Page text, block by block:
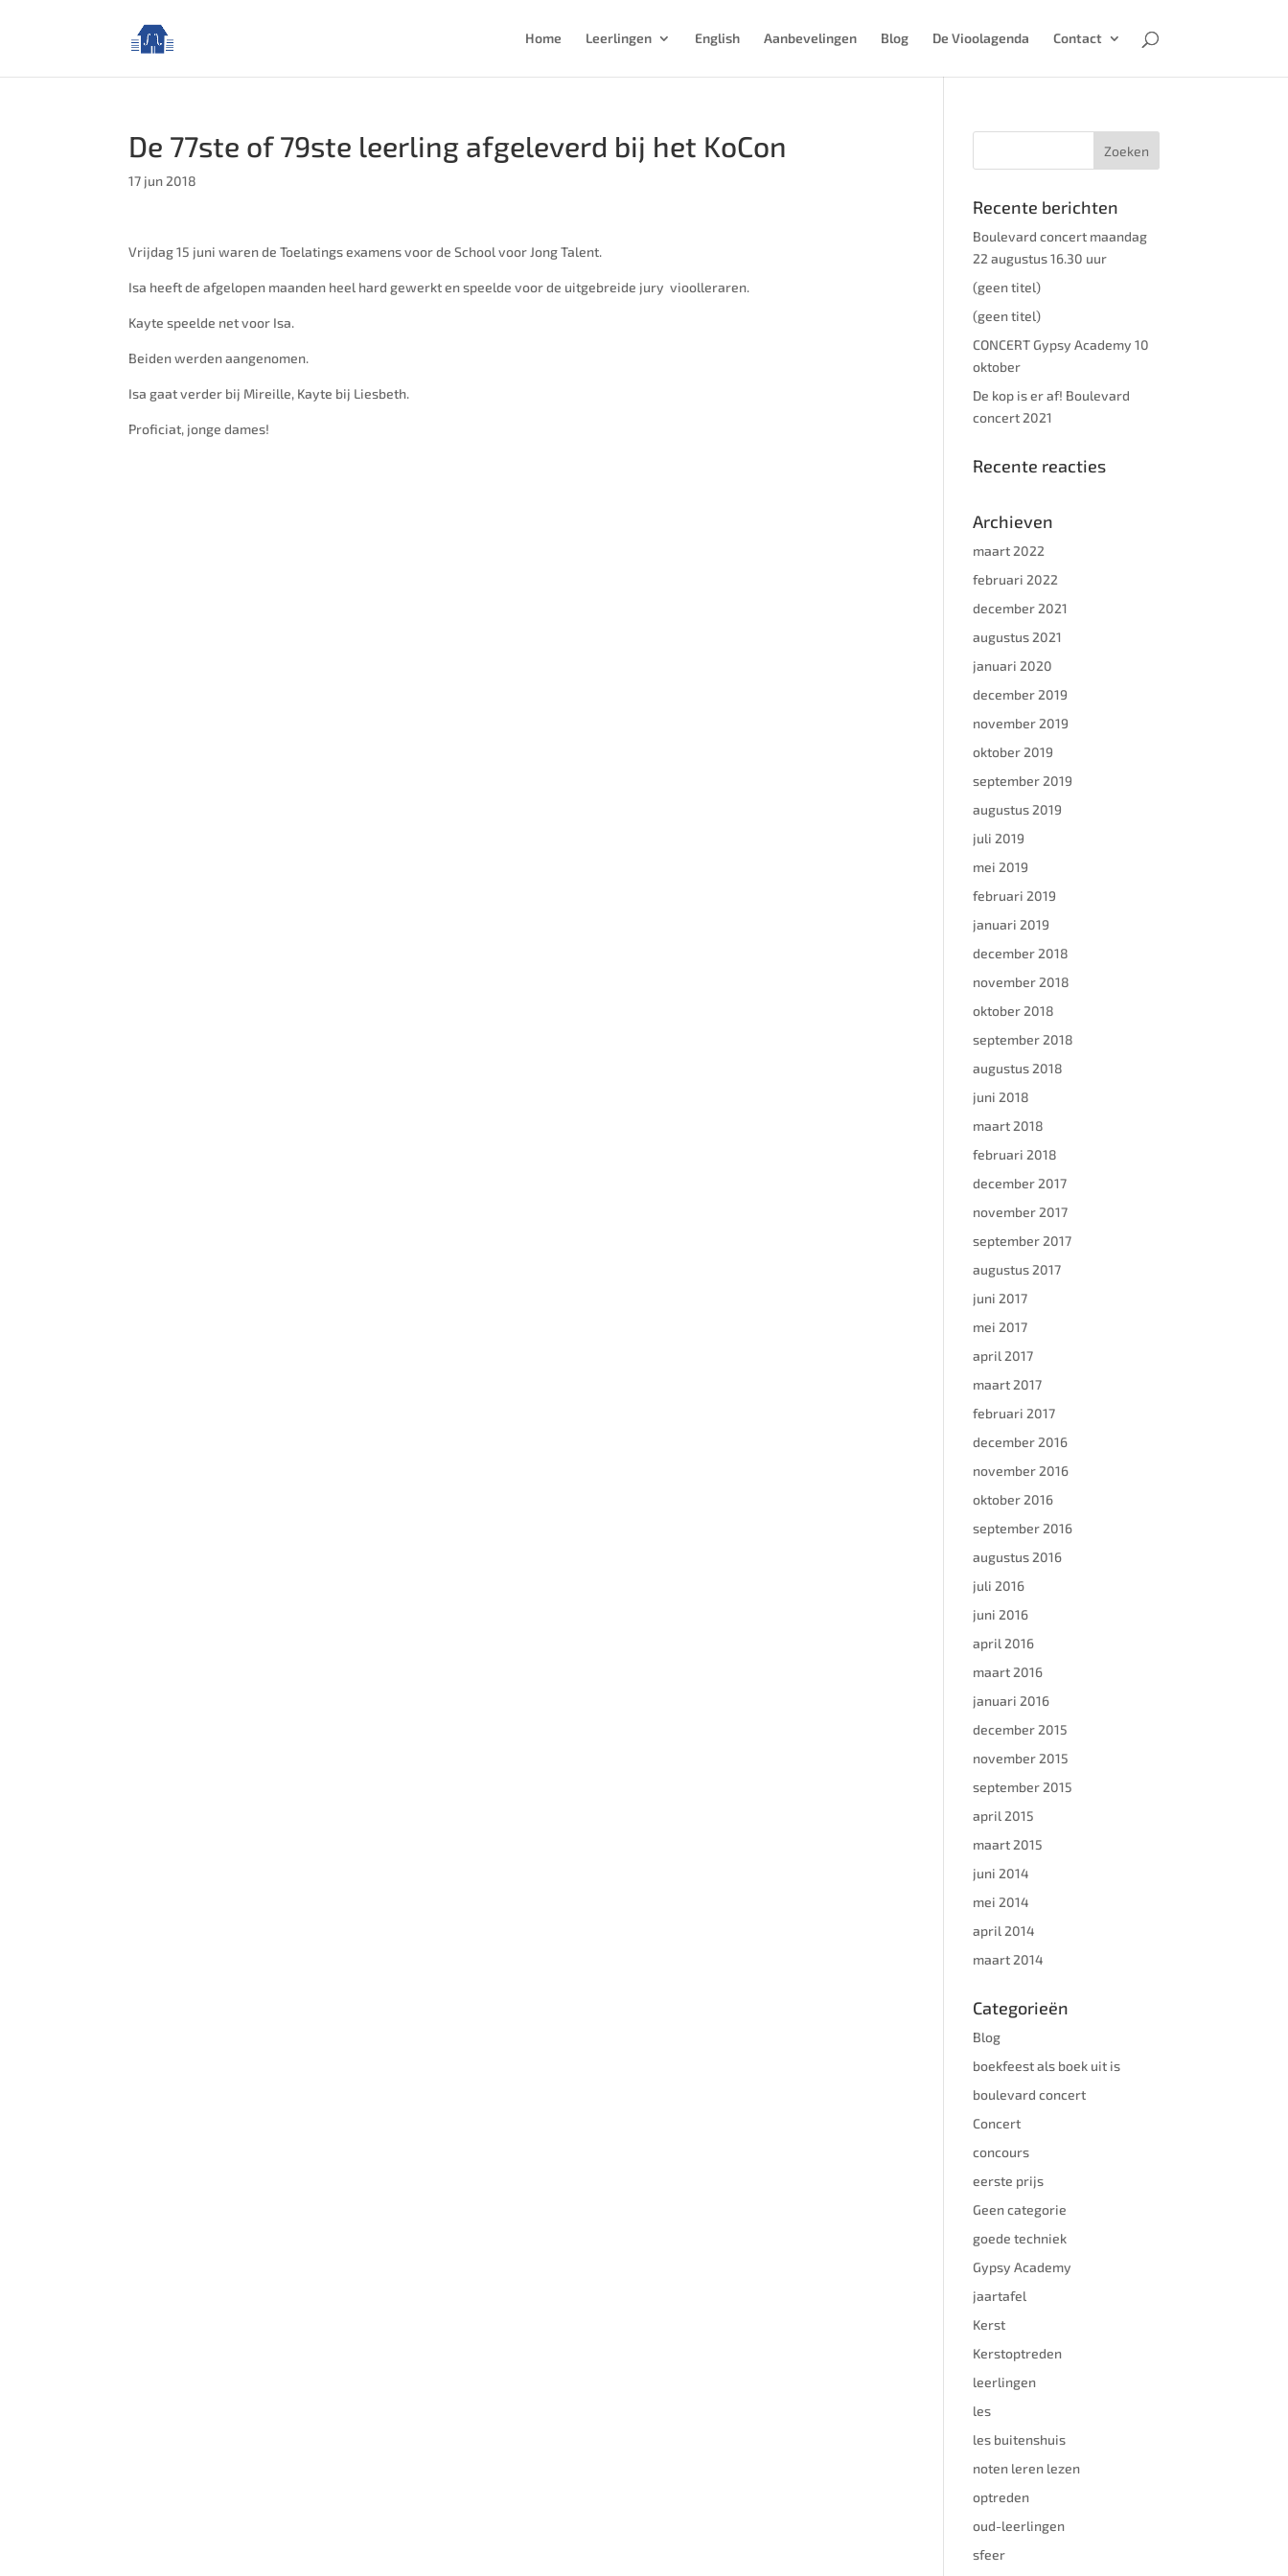
Home Leerlingen English Aanbevelingen Blog De Vioolagenda Contact
De 77ste of 79ste leerling afgeleverd bij het KoCon
17 jun 2018
Vrijdag 15 juni waren de Toelatings examens voor de School voor Jong Talent.
Isa heeft de afgelopen maanden heel hard gewerkt en speelde voor de uitgebreide jury vioolleraren.
Kayte speelde net voor Isa.
Beiden werden aangenomen.
Isa gaat verder bij Mireille, Kayte bij Liesbeth.
Proficiat, jonge dames!
Recente berichten
Boulevard concert maandag
22 augustus 16.30 uur
(geen titel)
(geen titel)
CONCERT Gypsy Academy 10
oktober
De kop is er af! Boulevard
concert 2021
Recente reacties
Archieven
maart 2022
februari 2022
december 2021
augustus 2021
januari 2020
december 2019
november 2019
oktober 2019
september 2019
augustus 2019
juli 2019
mei 2019
februari 2019
januari 2019
december 2018
november 2018
oktober 2018
september 2018
augustus 2018
juni 2018
maart 2018
februari 2018
december 2017
november 2017
september 2017
augustus 2017
juni 2017
mei 2017
april 2017
maart 2017
februari 2017
december 2016
november 2016
oktober 2016
september 2016
augustus 2016
juli 2016
juni 2016
april 2016
maart 2016
januari 2016
december 2015
november 2015
september 2015
april 2015
maart 2015
juni 2014
mei 2014
april 2014
maart 2014
Categorieën
Blog
boekfeest als boek uit is
boulevard concert
Concert
concours
eerste prijs
Geen categorie
goede techniek
Gypsy Academy
jaartafel
Kerst
Kerstoptreden
leerlingen
les
les buitenshuis
noten leren lezen
optreden
oud-leerlingen
sfeer